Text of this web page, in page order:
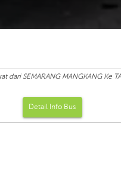
dari SEMARANG MANGKANG
Detail Info Bus